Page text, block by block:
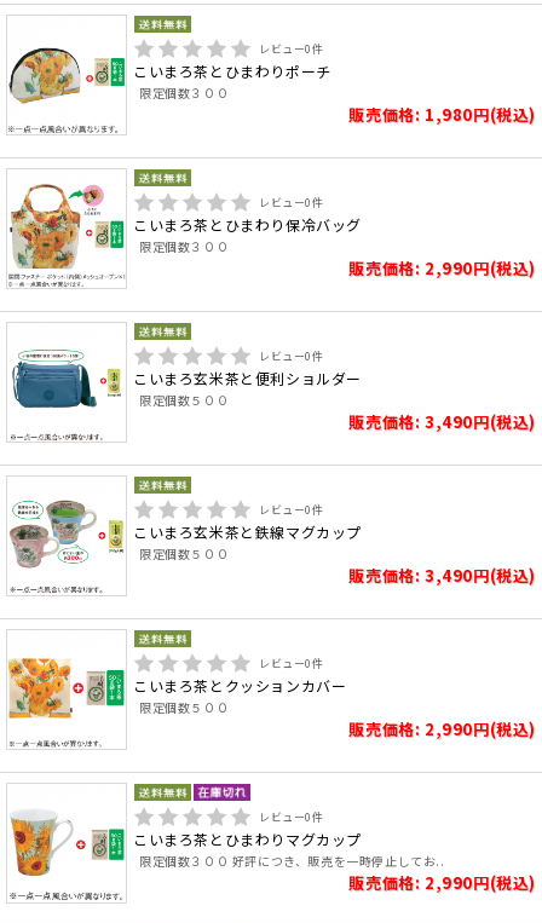
レビュー0件
こいまろ茶とひまわりポーチ
限定個数３００
販売価格: 1,980円(税込)
レビュー0件
こいまろ茶とひまわり保冷バッグ
限定個数３００
販売価格: 2,990円(税込)
レビュー0件
こいまろ玄米茶と便利ショルダー
限定個数５００
販売価格: 3,490円(税込)
レビュー0件
こいまろ玄米茶と鉄線マグカップ
限定個数５００
販売価格: 3,490円(税込)
レビュー0件
こいまろ茶とクッションカバー
限定個数５００
販売価格: 2,990円(税込)
レビュー0件
こいまろ茶とひまわりマグカップ
限定個数３００ 好評につき、販売を一時停止してお..
販売価格: 2,990円(税込)